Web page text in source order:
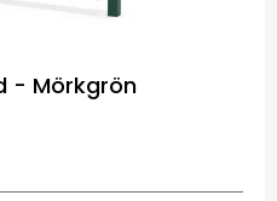
- Mörkgrön